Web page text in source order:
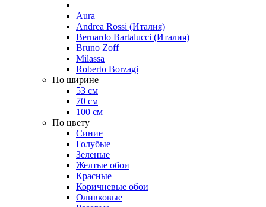
Aura
Andrea Rossi (Италия)
Bernardo Bartalucci (Италия)
Bruno Zoff
Milassa
Roberto Borzagi
По ширине
53 см
70 см
100 см
По цвету
Синие
Голубые
Зеленые
Желтые обои
Красные
Коричневые обои
Оливковые